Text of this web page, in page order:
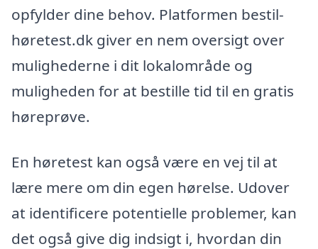
opfylder dine behov. Platformen bestil-
høretest.dk giver en nem oversigt over
mulighederne i dit lokalområde og
muligheden for at bestille tid til en gratis
høreprøve.
En høretest kan også være en vej til at
lære mere om din egen hørelse. Udover
at identificere potentielle problemer, kan
det også give dig indsigt i, hvordan din